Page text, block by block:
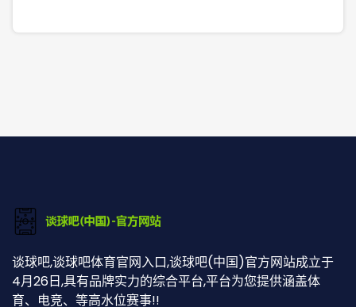
谈球吧,谈球吧体育官网入口,谈球吧(中国)官方网站成立于
4月26日,具有品牌实力的综合平台,平台为您提供涵盖体
育、电竞、等高水位赛事!!